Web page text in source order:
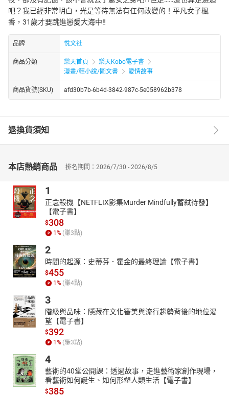
吧？我已經非常明白，光是等待無法有任何改變的！平凡女子楓
香，31歲才要跳進戀愛大海中‼
品牌 悅文社
商品分類 樂天首頁
樂天Kobo電子書
漫畫/輕小說/圖文書
愛情故事
商品貨號(SKU) afd30b7b-6b4d-3842-987c-5e058962b378
退換貨須知
本店熱銷商品 排名期間：2026/7/30 - 2026/8/5
1
正念殺機【NETFLIX影集Murder Mindfully蓄弒待發】
【電子書】
$308
1% (賺3點)
2
時間的起源：史蒂芬．霍金的最終理論【電子書】
$455
1% (賺4點)
3
階級與品味：隱藏在文化審美與流行趨勢背後的地位渴
望【電子書】
$392
1% (賺3點)
4
藝術的40堂公開課：透過故事，走進藝術家創作現場，
看藝術如何誕生、如何形塑人類生活【電子書】
$385